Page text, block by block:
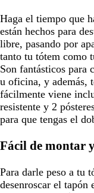
Haga el tiempo que
están hechos para
libre, pasando por
tanto tu tótem como
Son fantásticos para
u oficina, y además,
fácilmente viene
resistente y 2
para que tengas el
Fácil de montar
Para darle peso a tu
desenroscar el